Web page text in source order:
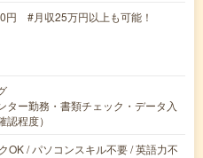
円 #月収25万円以上も可能！
ター勤務・書類チェック・データ入
程度）
OK / パソコンスキル不要 / 英語力不